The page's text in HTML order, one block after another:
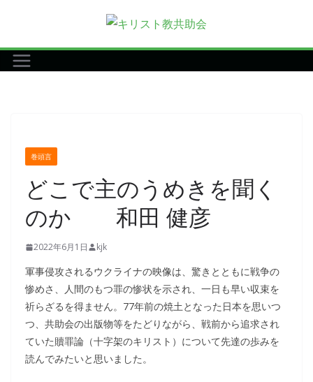
テ
ン
巻頭言
どこで主のうめきを聞く
のか 和田 健彦
2022年6月1日 kjk
軍事侵攻されるウクライナの映像は、驚きとともに戦争の
惨めさ、人間のもつ罪の惨状を示され、一日も早い収束を
祈らざるを得ません。77年前の焼土となった日本を思いつ
つ、共助会の出版物等をたどりながら、戦前から追求され
ていた贖罪論（十字架のキリスト）について先達の歩みを
読んでみたいと思いました。